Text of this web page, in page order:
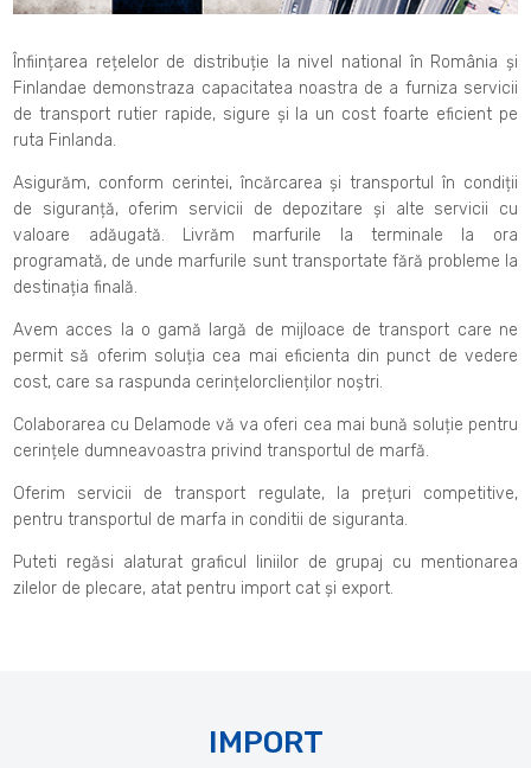
Înființarea rețelelor de distribuție la nivel national în România și
Finlandae demonstraza capacitatea noastra de a furniza servicii
de transport rutier rapide, sigure și la un cost foarte eficient pe
ruta Finlanda.
Asigurăm, conform cerintei, încărcarea și transportul în condiții
de siguranță, oferim servicii de depozitare și alte servicii cu
valoare adăugată. Livrăm marfurile la terminale la ora
programată, de unde marfurile sunt transportate fără probleme la
destinația finală.
Avem acces la o gamă largă de mijloace de transport care ne
permit să oferim soluția cea mai eficienta din punct de vedere
cost, care sa raspunda cerințelorclienților noștri.
Colaborarea cu Delamode vă va oferi cea mai bună soluție pentru
cerințele dumneavoastra privind transportul de marfă.
Oferim servicii de transport regulate, la prețuri competitive,
pentru transportul de marfa in conditii de siguranta.
Puteti regăsi alaturat graficul liniilor de grupaj cu mentionarea
zilelor de plecare, atat pentru import cat și export.
IMPORT